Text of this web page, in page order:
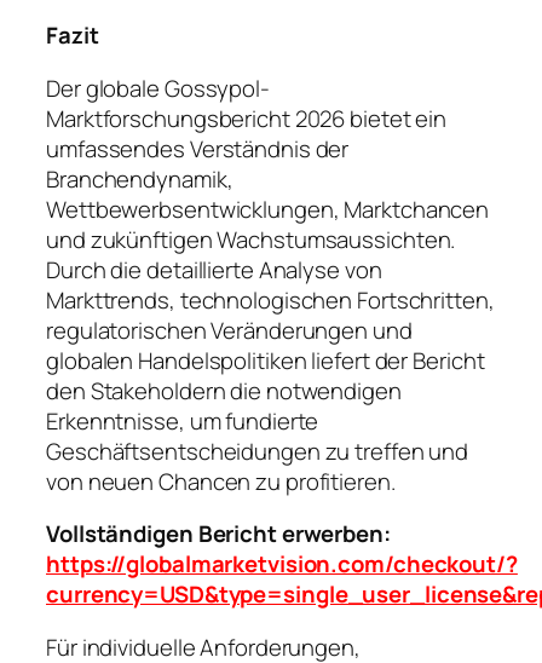
Fazit
Der globale Gossypol-
Marktforschungsbericht 2026 bietet ein
umfassendes Verständnis der
Branchendynamik,
Wettbewerbsentwicklungen, Marktchancen
und zukünftigen Wachstumsaussichten.
Durch die detaillierte Analyse von
Markttrends, technologischen Fortschritten,
regulatorischen Veränderungen und
globalen Handelspolitiken liefert der Bericht
den Stakeholdern die notwendigen
Erkenntnisse, um fundierte
Geschäftsentscheidungen zu treffen und
von neuen Chancen zu profitieren.
Vollständigen Bericht erwerben:
https://globalmarketvision.com/checkout/?
Für individuelle Anforderungen,